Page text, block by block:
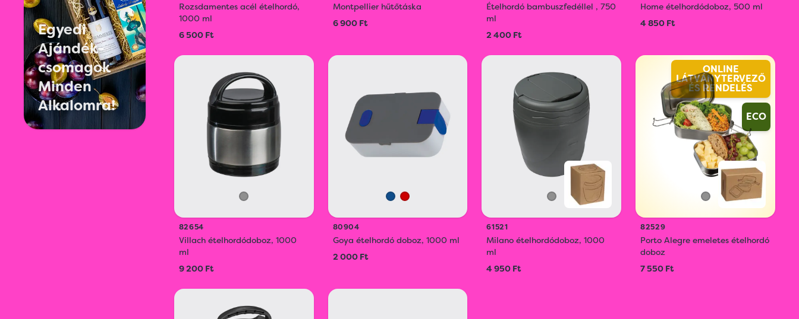
Egyedi
Ajándék-
csomagok
Minden
Alkalomra!
Rozsdamentes acél ételhordó,
1000 ml
6 500 Ft
Montpellier hűtőtáska
6 900 Ft
Ételhordó bambuszfedéllel , 750
ml
2 400 Ft
Home ételhordódoboz, 500 ml
4 850 Ft
82654
Villach ételhordódoboz, 1000
ml
9 200 Ft
80904
Goya ételhordó doboz, 1000 ml
2 000 Ft
61521
Milano ételhordódoboz, 1000
ml
4 950 Ft
ONLINE
LÁTVÁNYTERVEZŐ
ÉS RENDELÉS
ECO
82529
Porto Alegre emeletes ételhordó
doboz
7 550 Ft